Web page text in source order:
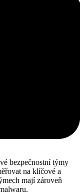
bezpečnostní týmy
na klíčové a
mají zároveň